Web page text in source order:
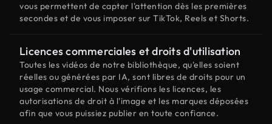
vous permettent de capter l'attention dès les premières
secondes et de vous imposer sur TikTok, Reels et Shorts.
Licences commerciales et droits d'utilisation
Toutes les vidéos de notre bibliothèque, qu'elles soient
réelles ou générées par IA, sont libres de droits pour un
usage commercial. Nous vérifions les licences, les
autorisations de droit à l'image et les marques déposées
afin que vous puissiez publier en toute confiance.